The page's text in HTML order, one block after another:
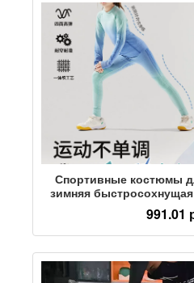
Спортивные костюмы
зимняя
занятий
одежда, длинные брюки,
991.01